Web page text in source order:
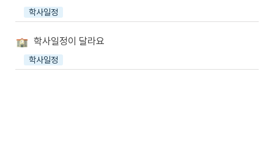
학사일정
학사일정이 달라요
학사일정